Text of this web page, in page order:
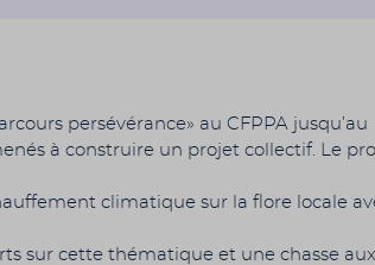
persévérance» au CFPPA jusqu’au
à construire un projet collectif. Le
climatique sur la flore locale
sur cette thématique et une chasse aux